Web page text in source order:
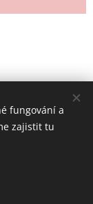
práva
fungování a
zajistit tu